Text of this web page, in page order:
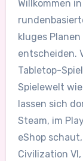
Willkommen
kluges
entscheiden.
Tabletop-
Spielewelt
lassen sich
Steam, im
eShop
Civilization